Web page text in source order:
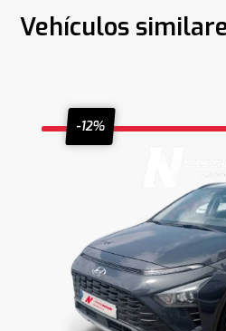
Vehículos
-12%